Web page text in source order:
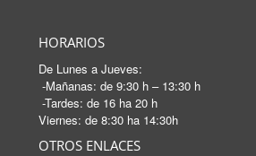
HORARIOS
De Lunes a Jueves:
-Mañanas: de 9:30 h – 13:30 h
-Tardes: de 16 ha 20 h
Viernes: de 8:30 ha 14:30h
OTROS ENLACES